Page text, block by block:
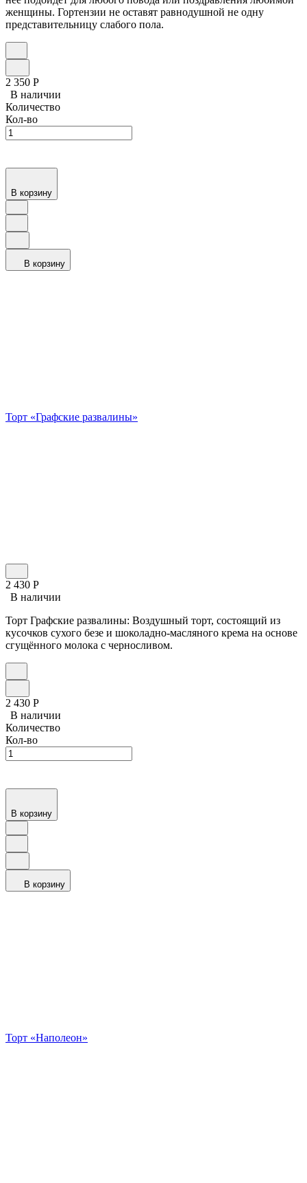
женщины. Гортензии не оставят равнодушной не одну
представительницу слабого пола.
2 350 Р
В наличии
Количество
Кол-во
В корзину
В корзину
Торт «Графские развалины»
2 430 Р
В наличии
Торт Графские развалины: Воздушный торт, состоящий из
кусочков сухого безе и шоколадно-масляного крема на основе
сгущённого молока с черносливом.
2 430 Р
В наличии
Количество
Кол-во
В корзину
В корзину
Торт «Наполеон»